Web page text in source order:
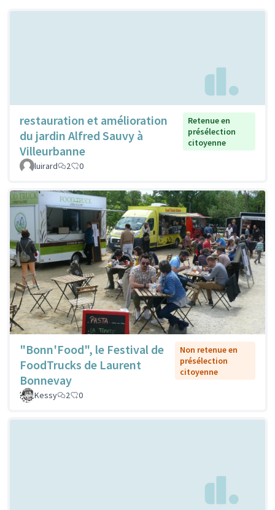
restauration et amélioration
du jardin Alfred Sauvy à
Villeurbanne
Retenue en
présélection
citoyenne
luirard 2 0
"Bonn'Food", le Festival de
FoodTrucks de Laurent
Bonnevay
Non retenue en
présélection
citoyenne
Kessy 2 0